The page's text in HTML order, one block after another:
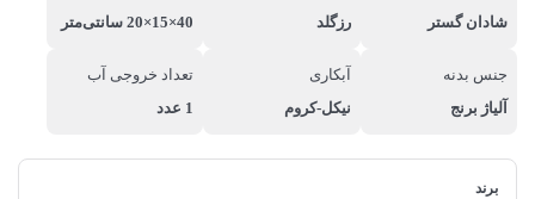
شادان گستر
رزگلد
40×15×20 سانتی‌متر
جنس بدنه
آلیاژ برنج
آبکاری
نیکل-کروم
تعداد خروجی آب
1 عدد
برند